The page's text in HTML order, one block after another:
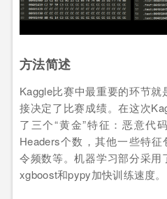
方法简述
Kaggle比赛中最重要的环节
接决定了比赛成绩。在这次
了三个“黄金”特征：恶意代
Headers个数，其他一些特
令频数等。机器学习部分采用
xgboost和pypy加快训练速度。